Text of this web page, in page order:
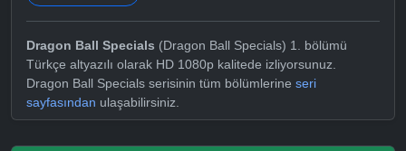
Dragon Ball Specials (Dragon Ball Specials) 1. bölümü
Türkçe altyazılı olarak HD 1080p kalitede izliyorsunuz.
Dragon Ball Specials serisinin tüm bölümlerine seri
sayfasından ulaşabilirsiniz.